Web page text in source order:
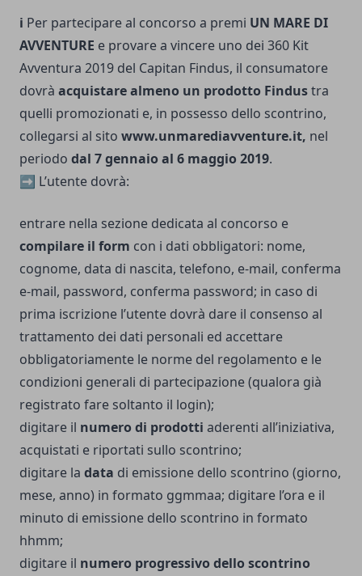
ℹ️ Per partecipare al concorso a premi UN MARE DI
AVVENTURE e provare a vincere uno dei 360 Kit
Avventura 2019 del Capitan Findus, il consumatore
dovrà acquistare almeno un prodotto Findustra
quelli promozionati e, in possesso dello scontrino,
collegarsi al sito www.unmarediavventure.it, nel
periodo dal 7 gennaio al 6 maggio 2019.
➡️ L’utente dovrà:
entrare nella sezione dedicata al concorso e
compilare il form con i dati obbligatori: nome,
cognome, data di nascita, telefono, e-mail, conferma
e-mail, password, conferma password; in caso di
prima iscrizione l’utente dovrà dare il consenso al
trattamento dei dati personali ed accettare
obbligatoriamente le norme del regolamento e le
condizioni generali di partecipazione (qualora già
registrato fare soltanto il login);
digitare il numero di prodotti aderenti all’iniziativa,
acquistati e riportati sullo scontrino;
digitare la data di emissione dello scontrino (giorno,
mese, anno) in formato ggmmaa; digitare l’ora e il
minuto di emissione dello scontrino in formato
hhmm;
digitare il numero progressivo dello scontrino